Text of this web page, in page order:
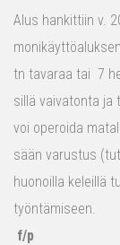
Alus hankittiin v.
tn tavaraa tai 7
sillä vaivatonta ja
voi operoida
sään varustus
huonoilla keleillä
työntämiseen.
f/p